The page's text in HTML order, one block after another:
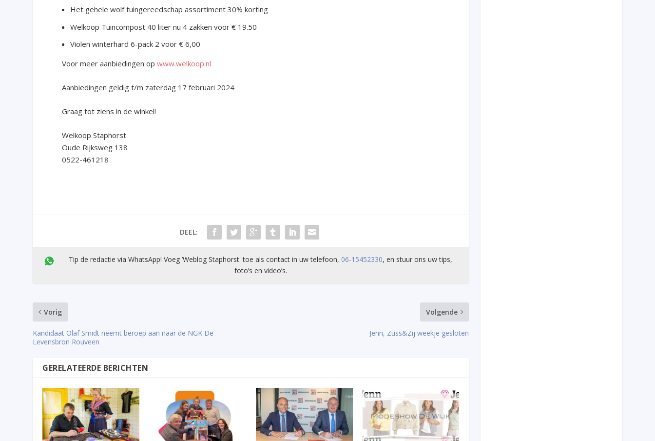
Het gehele wolf tuingereedschap assortiment 30% korting
Welkoop Tuincompost 40 liter nu 4 zakken voor € 19.50
Violen winterhard 6-pack 2 voor € 6,00
Voor meer aanbiedingen opwww.welkoop.nl
Aanbiedingen geldig t/m zaterdag 17 februari 2024
Graag tot ziens in de winkel!
Welkoop Staphorst
Oude Rijksweg 138
0522-461218
DEEL:
Tip de redactie via WhatsApp! Voeg ’Weblog Staphorst' toe als contact in uw telefoon, 06-15452330, en stuur ons uw tips,
foto’s en video’s.
Vorig
Kandidaat Olaf Smidt neemt beroep aan naar de NGK De
Levensbron Rouveen
Volgende
Jenn, Zuss&Zij weekje gesloten
GERELATEERDE BERICHTEN